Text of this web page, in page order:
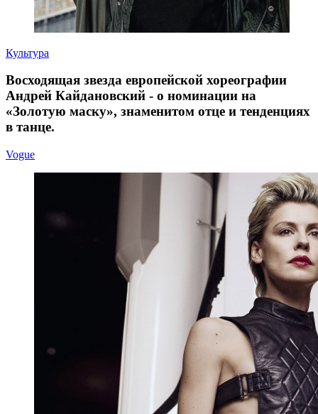
Культура
Восходящая звезда европейской хореографии
Андрей Кайдановский - о номинации на
«Золотую маску», знаменитом отце и тенденциях
в танце.
Vogue